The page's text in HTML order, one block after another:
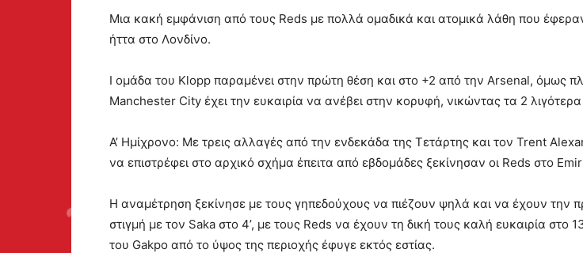
Μια κακή εμφάνιση από τους Reds με πολλά ομαδικά και ατομικά λάθη που έφεραν
ήττα στο Λονδίνο.
Ι ομάδα του Klopp παραμένει στην πρώτη θέση και στο +2 από την Arsenal, όμως
Manchester City έχει την ευκαιρία να ανέβει στην κορυφή, νικώντας τα 2 λιγότερα
Α’ Ημίχρονο: Με τρεις αλλαγές από την ενδεκάδα της Τετάρτης και τον Trent
να επιστρέφει στο αρχικό σχήμα έπειτα από εβδομάδες ξεκίνησαν οι Reds στο
Η αναμέτρηση ξεκίνησε με τους γηπεδούχους να πιέζουν ψηλά και να έχουν την
στιγμή με τον Saka στο 4’, με τους Reds να έχουν τη δική τους καλή ευκαιρία στο
του Gakpo από το ύψος της περιοχής έφυγε εκτός εστίας.